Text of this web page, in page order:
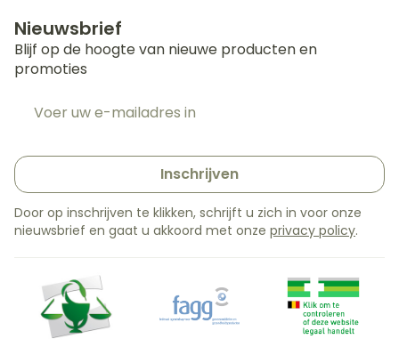
Nieuwsbrief
Blijf op de hoogte van nieuwe producten en
promoties
Inschrijven
Door op inschrijven te klikken, schrijft u zich in voor onze
nieuwsbrief en gaat u akkoord met onze privacy policy.